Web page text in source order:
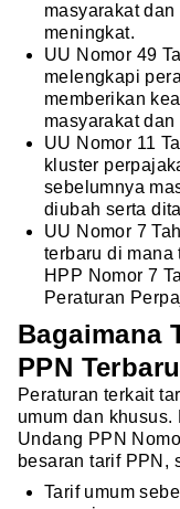
masyarakat
meningkat.
UU Nomor 49
melengkapi
memberikan
masyarakat dan
UU Nomor 11
kluster
sebelumnya
diubah serta
UU Nomor 7
terbaru di mana
HPP Nomor 7
Peraturan
Bagaimana
PPN
Peraturan terkait
umum dan
Undang PPN
besaran tarif PPN,
Tarif umum